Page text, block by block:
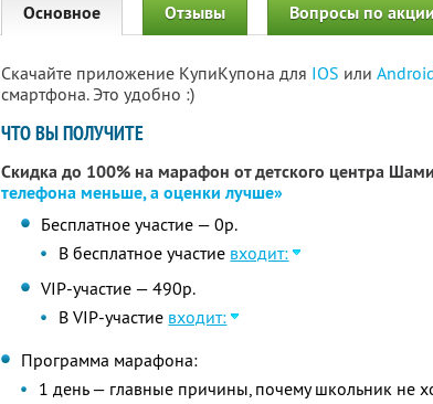
Основное Отзывы Вопросы по акции
Скачайте приложение КупиКупона для IOS или
смартфона. Это удобно :)
ЧТО ВЫ ПОЛУЧИТЕ
Скидка до 100% на марафон от детского центра
телефона меньше, а оценки лучше»
Бесплатное участие — 0р.
В бесплатное участие входит:
VIP-участие — 490р.
В VIP-участие входит:
Программа марафона:
1 день — главные причины, почему школьник не